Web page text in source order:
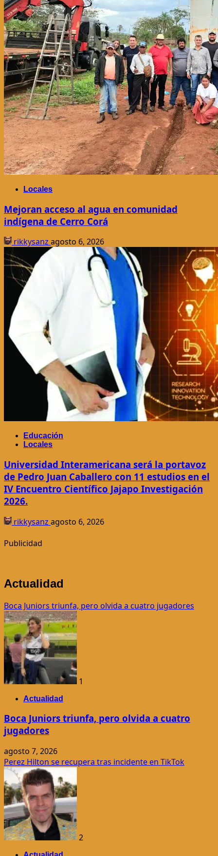
Locales
Mejoran acceso al agua en comunidad
indígena de Cerro Corá
rikkysanz agosto 6, 2026
Educación
Locales
Universidad Interamericana será la portavoz
de Pedro Juan Caballero con 11 estudios en el
IV Encuentro Científico Jajapo Investigación
2026.
rikkysanz agosto 6, 2026
Publicidad
Actualidad
Boca Juniors triunfa, pero olvida a cuatro jugadores
1
Actualidad
Boca Juniors triunfa, pero olvida a cuatro
jugadores
agosto 7, 2026
Perez Hilton se recupera tras incidente en TikTok
2